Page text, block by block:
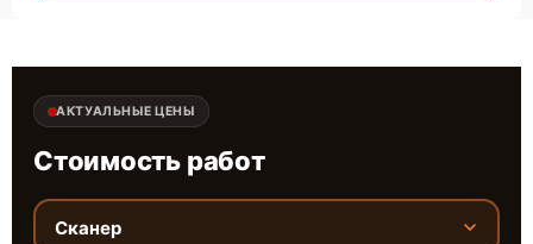
АКТУАЛЬНЫЕ ЦЕНЫ
Стоимость работ
Сканер